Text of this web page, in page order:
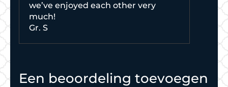
we’ve enjoyed each other very
much!
Gr. S
Een beoordeling toevoegen